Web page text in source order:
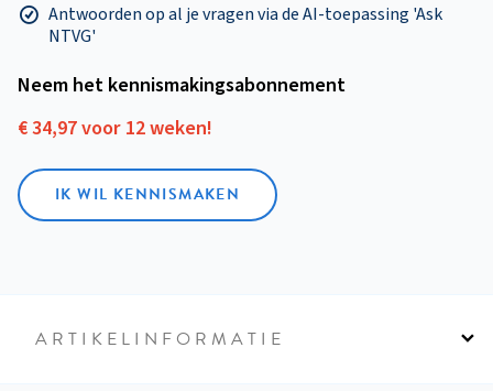
Antwoorden op al je vragen via de AI-toepassing 'Ask
NTVG'
Neem het kennismakings­abonnement
€ 34,97 voor 12 weken!
IK WIL KENNISMAKEN
ARTIKELINFORMATIE